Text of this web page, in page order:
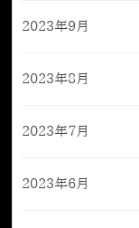
2023年9月
2023年8月
2023年7月
2023年6月